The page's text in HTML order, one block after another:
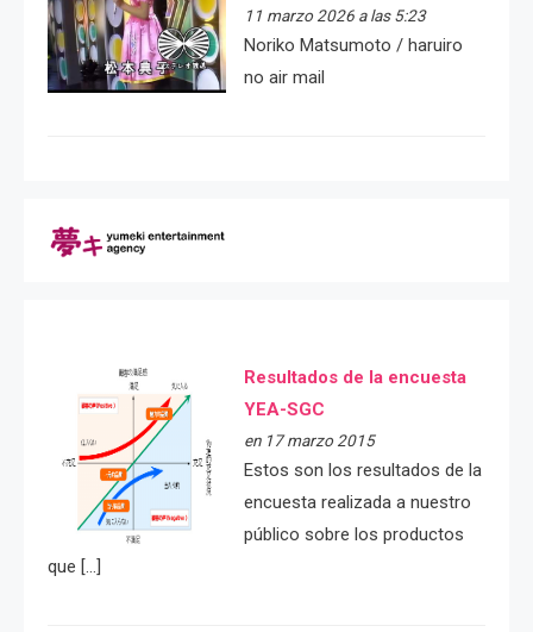
11 marzo 2026 a las 5:23
Noriko Matsumoto / haruiro
no air mail
Resultados de la encuesta
YEA-SGC
en 17 marzo 2015
Estos son los resultados de la
encuesta realizada a nuestro
público sobre los productos
que […]